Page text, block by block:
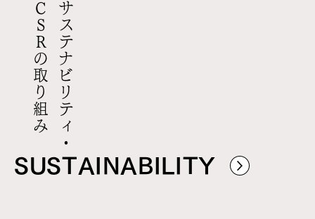
サ
ス
テ
ナ
ビ
リ
テ
ィ
・
C
S
R
の
取
り
組
み
SUSTAINABILITY